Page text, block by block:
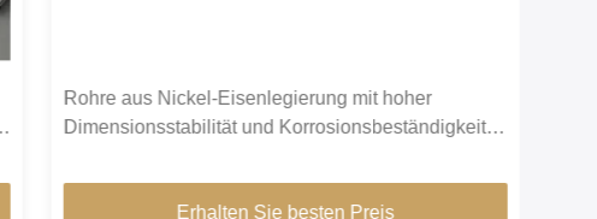
Rohre aus Nickel-Eisenlegierung mit hoher
Dimensionsstabilität und Korrosionsbeständigkeit
Erhalten Sie besten Preis